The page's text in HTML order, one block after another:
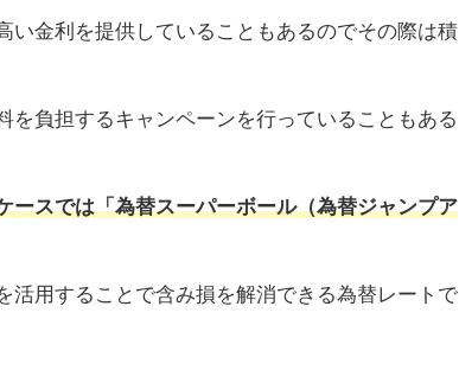
い金利を提供していることもあるのでその際は積
を負担するキャンペーンを行っていることもある
スでは「為替スーパーボール（為替ジャンプア
用することで含み損を解消できる為替レートで